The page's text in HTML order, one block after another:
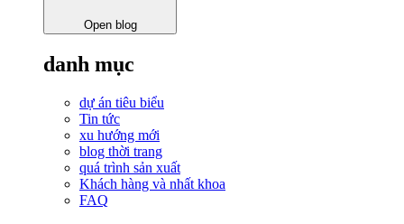
Open blog
danh mục
dự án tiêu biểu
Tin tức
xu hướng mới
blog thời trang
quá trình sản xuất
Khách hàng và nhất khoa
FAQ